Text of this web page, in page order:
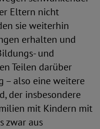
Eltern nicht
sie weiterhin
erhalten und
und
Teilen darüber
– also eine weitere
der insbesondere
mit Kindern mit
zwar aus